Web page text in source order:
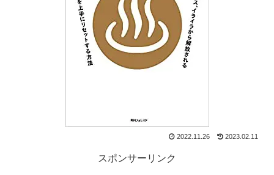
2022.11.26 2023.02.11
スポンサーリンク